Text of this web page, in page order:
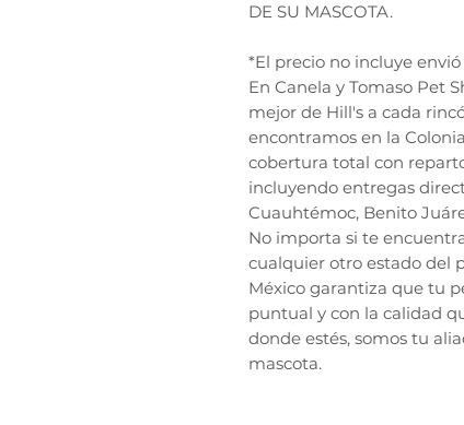
DE SU MASCOTA.
*El precio no incluye envió
En Canela y Tomaso Pet
mejor de Hill's a cada
encontramos en la
cobertura total con
incluyendo entregas
Cuauhtémoc, Benito
No importa si te
cualquier otro estado del
México garantiza que tu
puntual y con la calidad
donde estés, somos tu
mascota.